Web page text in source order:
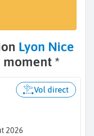
Lyon Nice
moment *
2026
Vol direct